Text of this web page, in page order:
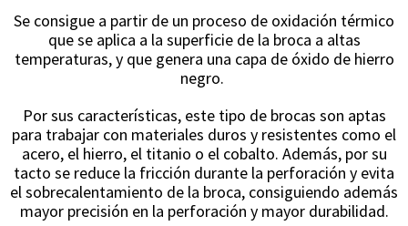
Se consigue a partir de un proceso de oxidación térmico
que se aplica a la superficie de la broca a altas
temperaturas, y que genera una capa de óxido de hierro
negro.
Por sus características, este tipo de brocas son aptas
para trabajar con materiales duros y resistentes como el
acero, el hierro, el titanio o el cobalto. Además, por su
tacto se reduce la fricción durante la perforación y evita
el sobrecalentamiento de la broca, consiguiendo además
mayor precisión en la perforación y mayor durabilidad.